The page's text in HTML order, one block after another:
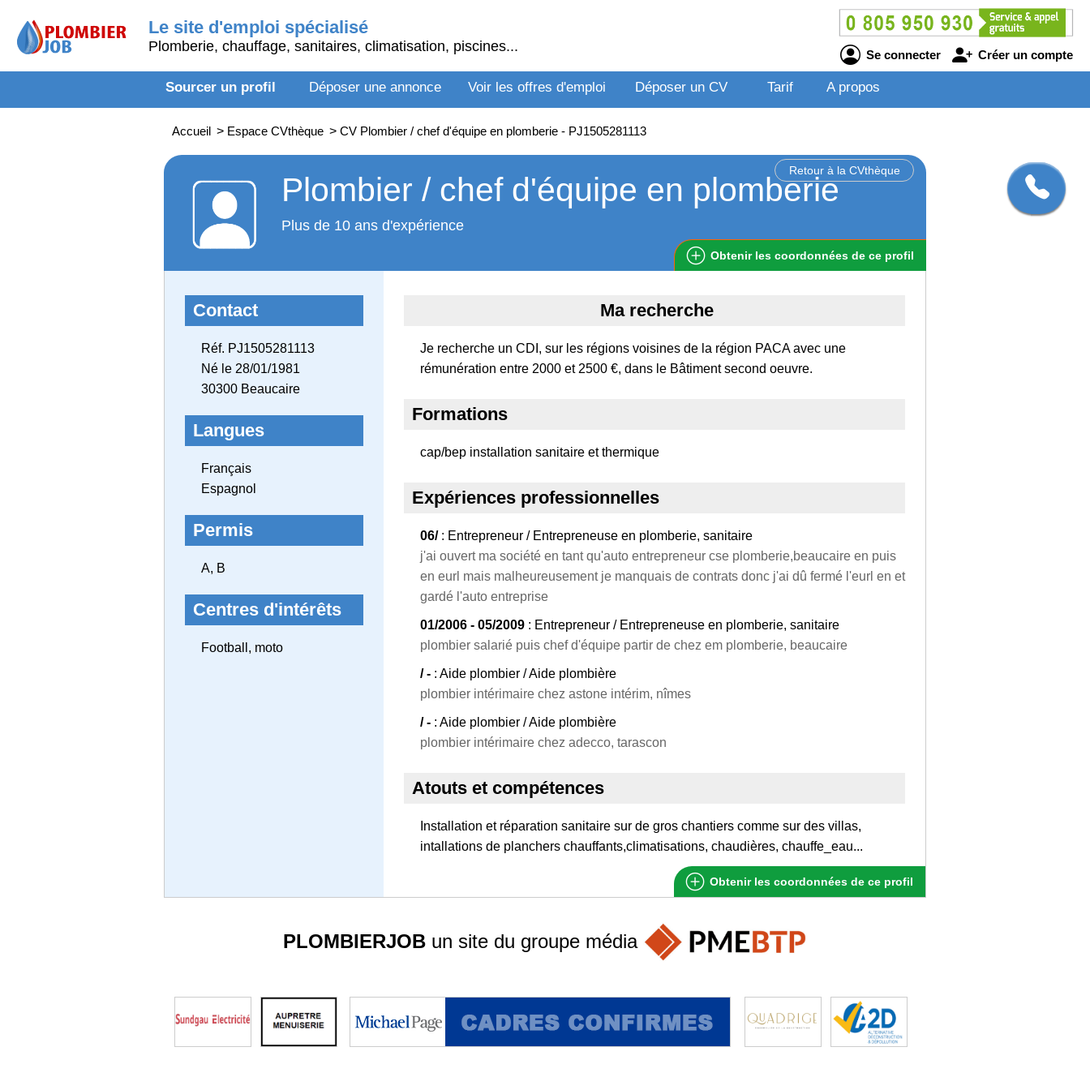
Le site d'emploi spécialisé
Plomberie, chauffage, sanitaires, climatisation, piscines...
Se connecter Créer un compte
Sourcer un profil Déposer une annonce Voir les offres d'emploi Déposer un CV Tarif A propos
Accueil > Espace CVthèque > CV Plombier / chef d'équipe en plomberie - PJ1505281113
Retour à la CVthèque
Plombier / chef d'équipe en plomberie
Plus de 10 ans d'expérience
Obtenir les coordonnées de ce profil
Contact
Réf. PJ1505281113
Né le 28/01/1981
30300 Beaucaire
Langues
Français
Espagnol
Permis
A, B
Centres d'intérêts
Football, moto
Ma recherche
Je recherche un CDI, sur les régions voisines de la région PACA avec une
rémunération entre 2000 et 2500 €, dans le Bâtiment second oeuvre.
Formations
cap/bep installation sanitaire et thermique
Expériences professionnelles
06/: Entrepreneur / Entrepreneuse en plomberie, sanitaire
j'ai ouvert ma société en tant qu'auto entrepreneur cse plomberie,beaucaire en puis
en eurl mais malheureusement je manquais de contrats donc j'ai dû fermé l'eurl en et
gardé l'auto entreprise
01/2006 - 05/2009 : Entrepreneur / Entrepreneuse en plomberie, sanitaire
plombier salarié puis chef d'équipe partir de chez em plomberie, beaucaire
/ - : Aide plombier / Aide plombière
plombier intérimaire chez astone intérim, nîmes
/ - : Aide plombier / Aide plombière
plombier intérimaire chez adecco, tarascon
Atouts et compétences
Installation et réparation sanitaire sur de gros chantiers comme sur des villas,
intallations de planchers chauffants,climatisations, chaudières, chauffe_eau...
Obtenir les coordonnées de ce profil
PLOMBIERJOBun site du groupe média